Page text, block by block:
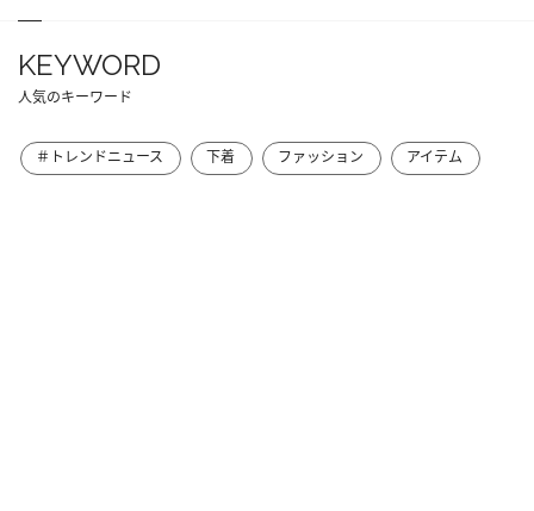
KEYWORD
人気のキーワード
＃トレンドニュース 下着 ファッション アイテム